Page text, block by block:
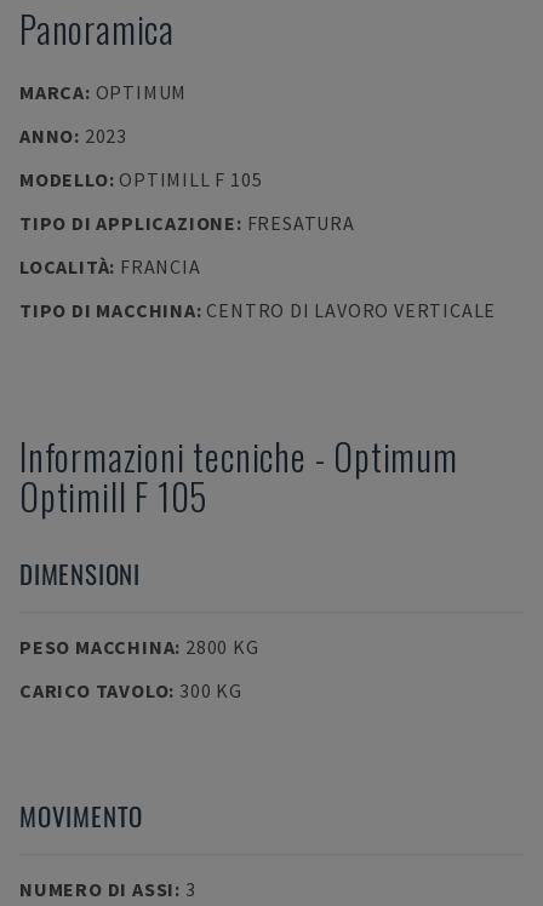
Panoramica
MARCA: OPTIMUM
ANNO: 2023
MODELLO: OPTIMILL F 105
TIPO DI APPLICAZIONE: FRESATURA
LOCALITÀ: FRANCIA
TIPO DI MACCHINA: CENTRO DI LAVORO VERTICALE
Informazioni tecniche - Optimum
Optimill F 105
DIMENSIONI
PESO MACCHINA: 2800 KG
CARICO TAVOLO: 300 KG
MOVIMENTO
NUMERO DI ASSI: 3